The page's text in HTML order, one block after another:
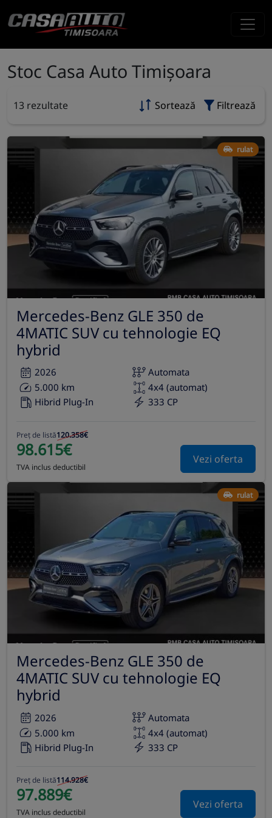
Stoc Casa Auto Timișoara
13 rezultate Sortează Filtrează
rulat
Mercedes-Benz GLE 350 de
4MATIC SUV cu tehnologie EQ
hybrid
2026
Automata
5.000 km
4x4 (automat)
Hibrid Plug-In
333 CP
Preț de listă120.358€
98.615€
TVA inclus deductibil
Vezi oferta
rulat
Mercedes-Benz GLE 350 de
4MATIC SUV cu tehnologie EQ
hybrid
2026
Automata
5.000 km
4x4 (automat)
Hibrid Plug-In
333 CP
Preț de listă114.928€
97.889€
TVA inclus deductibil
Vezi oferta